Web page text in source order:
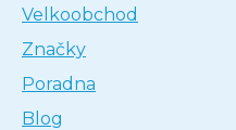
Velkoobchod
Značky
Poradna
Blog